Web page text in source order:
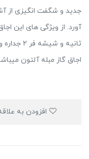
جدید و شگفت انگیزی از
آورد. از ویژگی های این
ثانیه و
اجاق گاز مبله آلتون